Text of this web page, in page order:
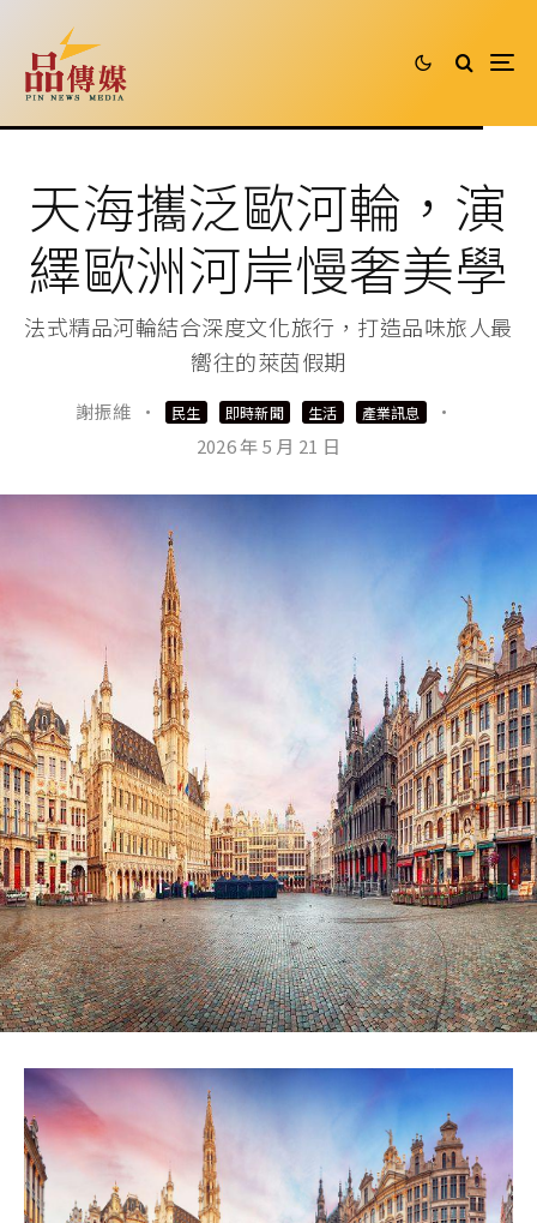
天海攜泛歐河輪，演
繹歐洲河岸慢奢美學
法式精品河輪結合深度文化旅行，打造品味旅人最
嚮往的萊茵假期
謝振維 · 民生 即時新聞 生活 產業訊息
·
2026 年 5 月 21 日